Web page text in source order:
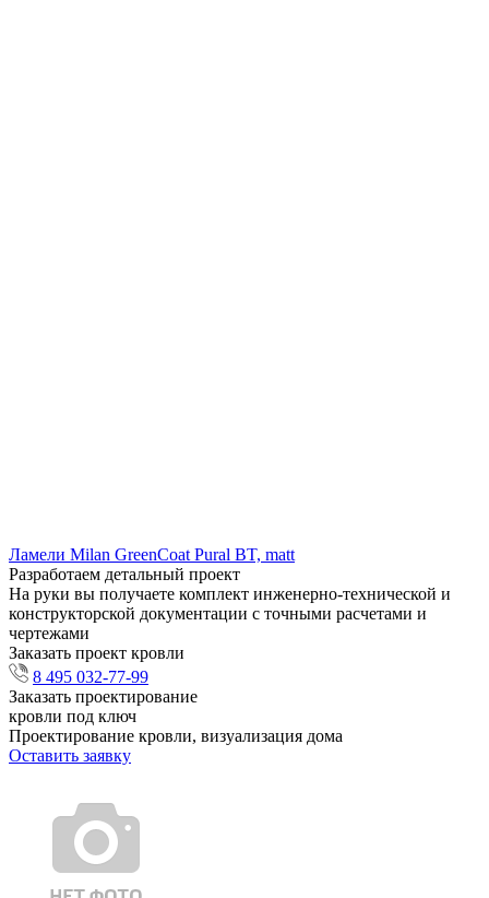
Ламели Milan GreenCoat Pural BT, matt
Разработаем детальный проект
На руки вы получаете комплект инженерно-технической и
конструкторской документации с точными расчетами и
чертежами
Заказать проект кровли
8 495 032-77-99
Заказать проектирование
кровли под ключ
Проектирование кровли, визуализация дома
Оставить заявку